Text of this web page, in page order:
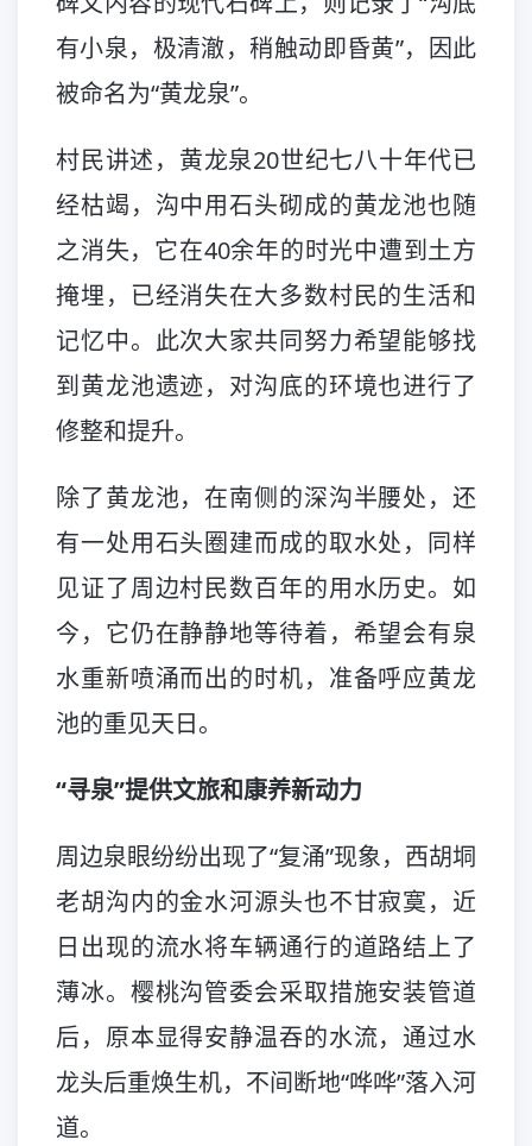
有小泉，极清澈，稍触动即昏黄”，因此
被命名为“黄龙泉”。
村民讲述，黄龙泉20世纪七八十年代已
经枯竭，沟中用石头砌成的黄龙池也随
之消失，它在40余年的时光中遭到土方
掩埋，已经消失在大多数村民的生活和
记忆中。此次大家共同努力希望能够找
到黄龙池遗迹，对沟底的环境也进行了
修整和提升。
除了黄龙池，在南侧的深沟半腰处，还
有一处用石头圈建而成的取水处，同样
见证了周边村民数百年的用水历史。如
今，它仍在静静地等待着，希望会有泉
水重新喷涌而出的时机，准备呼应黄龙
池的重见天日。
“寻泉”提供文旅和康养新动力
周边泉眼纷纷出现了“复涌”现象，西胡垌
老胡沟内的金水河源头也不甘寂寞，近
日出现的流水将车辆通行的道路结上了
薄冰。樱桃沟管委会采取措施安装管道
后，原本显得安静温吞的水流，通过水
龙头后重焕生机，不间断地“哗哗”落入河
道。